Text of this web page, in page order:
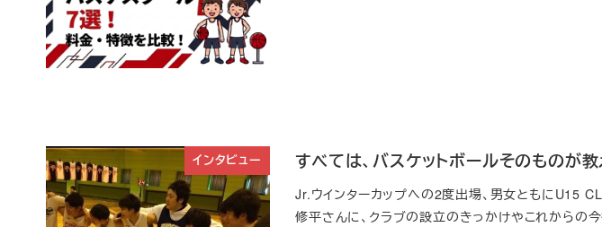
インタビュー すべては、バスケットボールそのもの
Jr.ウインターカップへの2度出場、男女ともにU15
修平さんに、クラブの設立のきっかけやこれからの